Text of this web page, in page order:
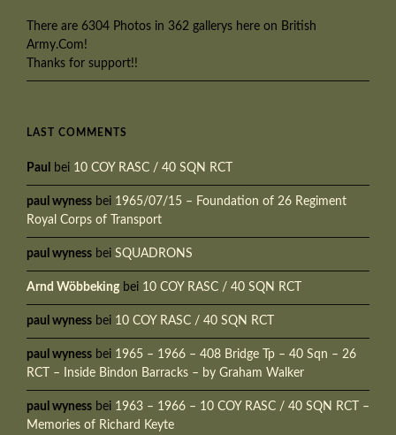
There are 6304 Photos in 362 gallerys here on British
Army.Com!
Thanks for support!!
LAST COMMENTS
Paul bei 10 COY RASC / 40 SQN RCT
paul wyness bei 1965/07/15 – Foundation of 26 Regiment
Royal Corps of Transport
paul wyness bei SQUADRONS
Arnd Wöbbekingbei 10 COY RASC / 40 SQN RCT
paul wyness bei 10 COY RASC / 40 SQN RCT
paul wyness bei 1965 – 1966 – 408 Bridge Tp – 40 Sqn – 26
RCT – Inside Bindon Barracks – by Graham Walker
paul wyness bei 1963 – 1966 – 10 COY RASC / 40 SQN RCT –
Memories of Richard Keyte